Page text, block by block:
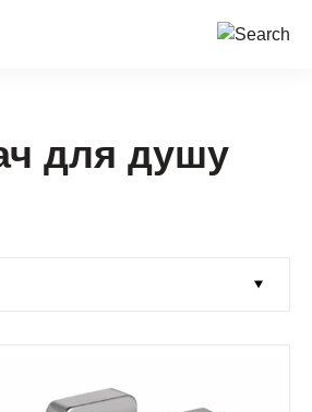
для душу